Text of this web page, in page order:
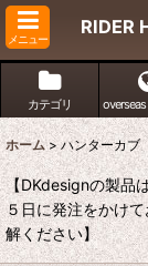
メニュー
RIDER
カテゴリ
ホーム > ハンターカブ
【DKdesignの製品
５日に発注をかけ
解ください】